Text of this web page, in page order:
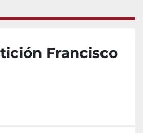
Francisco